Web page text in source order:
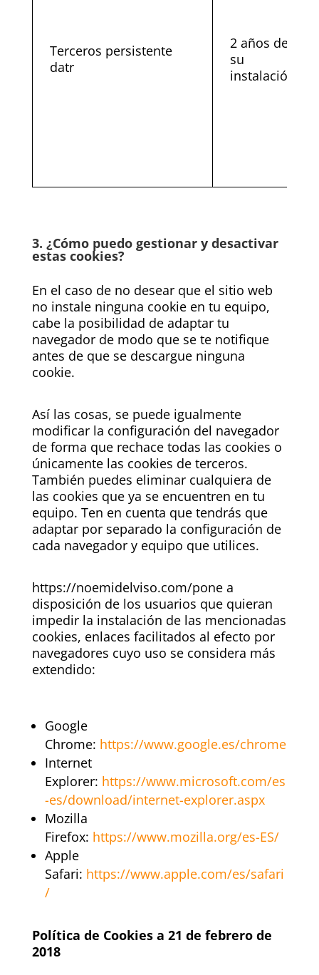
Terceros persistente
datr
2 años desde
su
instalación
3. ¿Cómo puedo gestionar y desactivar
estas cookies?
En el caso de no desear que el sitio web
no instale ninguna cookie en tu equipo,
cabe la posibilidad de adaptar tu
navegador de modo que se te notifique
antes de que se descargue ninguna
cookie.
Así las cosas, se puede igualmente
modificar la configuración del navegador
de forma que rechace todas las cookies o
únicamente las cookies de terceros.
También puedes eliminar cualquiera de
las cookies que ya se encuentren en tu
equipo. Ten en cuenta que tendrás que
adaptar por separado la configuración de
cada navegador y equipo que utilices.
https://noemidelviso.com/pone a
disposición de los usuarios que quieran
impedir la instalación de las mencionadas
cookies, enlaces facilitados al efecto por
navegadores cuyo uso se considera más
extendido:
Google
Chrome: https://www.google.es/chrome
Internet
Explorer: https://www.microsoft.com/es
-es/download/internet-explorer.aspx
Mozilla
Firefox: https://www.mozilla.org/es-ES/
Apple
Safari: https://www.apple.com/es/safari
/
Política de Cookies a 21 de febrero de
2018